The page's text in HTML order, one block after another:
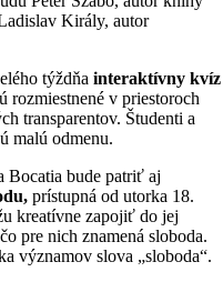
Király, autor
týždňainteraktívny kvíz
rozmiestnené v priestoroch
transparentov. Študenti a
malú odmenu.
Bocatia bude patriť aj
prístupná od utorka 18.
kreatívne zapojiť do jej
pre nich znamená sloboda.
významov slova „sloboda“.